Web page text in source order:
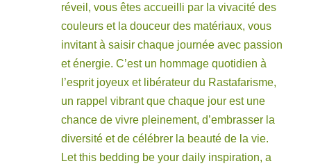
réveil, vous êtes accueilli par la vivacité des
couleurs et la douceur des matériaux, vous
invitant à saisir chaque journée avec passion
et énergie. C’est un hommage quotidien à
l’esprit joyeux et libérateur du Rastafarisme,
un rappel vibrant que chaque jour est une
chance de vivre pleinement, d’embrasser la
diversité et de célébrer la beauté de la vie.
Let this bedding be your daily inspiration, a